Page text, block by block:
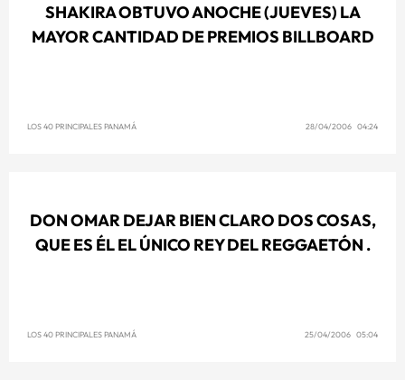
SHAKIRA OBTUVO ANOCHE (JUEVES) LA
MAYOR CANTIDAD DE PREMIOS BILLBOARD
LOS 40 PRINCIPALES PANAMÁ 28/04/2006 04:24
DON OMAR DEJAR BIEN CLARO DOS COSAS,
QUE ES ÉL EL ÚNICO REY DEL REGGAETÓN .
LOS 40 PRINCIPALES PANAMÁ 25/04/2006 05:04